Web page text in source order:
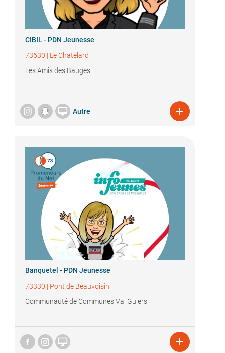
CIBIL - PDN Jeunesse
73630 | Le Chatelard
Les Amis des Bauges
 Autre 
Banquetel - PDN Jeunesse
73330 | Pont de Beauvoisin
Communauté de Communes Val Guiers
 